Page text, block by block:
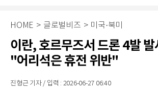
HOME > 글로벌비즈 > 미국·북미
이란, 호르무즈서 드론 4발
"어리석은 휴전 위반"
진형근 기자 / 입력 : 2026-06-27 06:40